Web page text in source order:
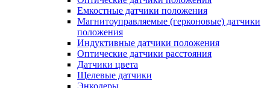
Емкостные датчики положения
Магнитоуправляемые (герконовые) датчики
положения
Индуктивные датчики положения
Оптические датчики расстояния
Датчики цвета
Щелевые датчики
Энкодеры